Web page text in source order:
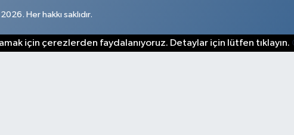
Her hakkı saklıdır.
için çerezlerden faydalanıyoruz. Detaylar için lütfen tıklayın.